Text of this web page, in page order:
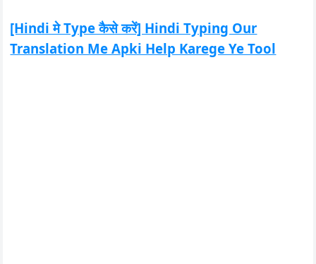
[Hindi मे Type कैसे करें] Hindi Typing Our
Translation Me Apki Help Karege Ye Tool